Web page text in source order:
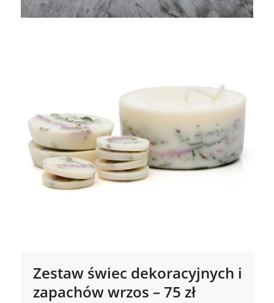
Zestaw świec dekoracyjnych i
zapachów wrzos – 75 zł